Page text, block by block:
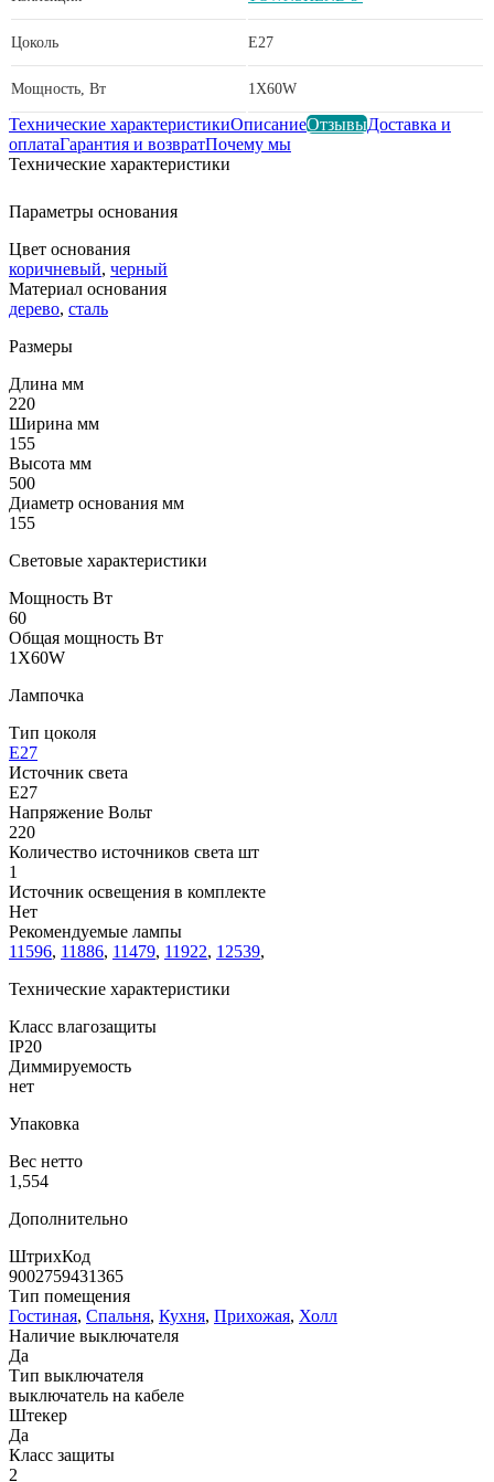
Цоколь E27
Мощность, Вт 1X60W
Технические характеристикиОписаниеОтзывыДоставка и
оплатаГарантия и возвратПочему мы
Технические характеристики
Параметры основания
Цвет основания
коричневый, черный
Материал основания
дерево, сталь
Размеры
Длина мм
220
Ширина мм
155
Высота мм
500
Диаметр основания мм
155
Световые характеристики
Мощность Вт
60
Общая мощность Вт
1X60W
Лампочка
Тип цоколя
E27
Источник света
E27
Напряжение Вольт
220
Количество источников света шт
1
Источник освещения в комплекте
Нет
Рекомендуемые лампы
11596, 11886, 11479, 11922, 12539,
Технические характеристики
Класс влагозащиты
IP20
Диммируемость
нет
Упаковка
Вес нетто
1,554
Дополнительно
ШтрихКод
9002759431365
Тип помещения
Гостиная, Спальня, Кухня, Прихожая, Холл
Наличие выключателя
Да
Тип выключателя
выключатель на кабеле
Штекер
Да
Класс защиты
2